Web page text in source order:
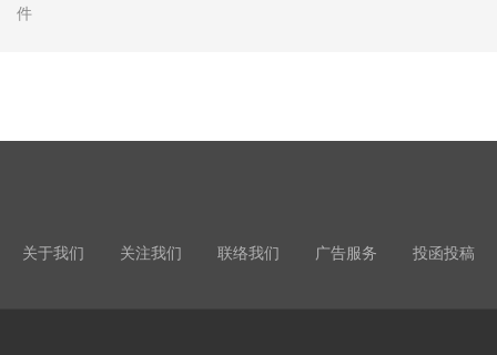
件
关于我们 关注我们 联络我们 广告服务 投函投稿